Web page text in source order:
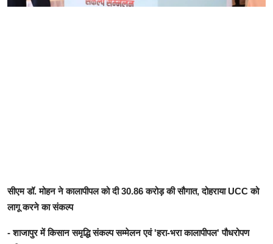
सीएम डॉ. मोहन ने कालापीपल को दी 30.86 करोड़ की सौगात, दोहराया UCC को
लागू करने का संकल्प
- शाजापुर में किसान समृद्धि संकल्प सम्मेलन एवं 'हरा-भरा कालापीपल' पौधरोपण